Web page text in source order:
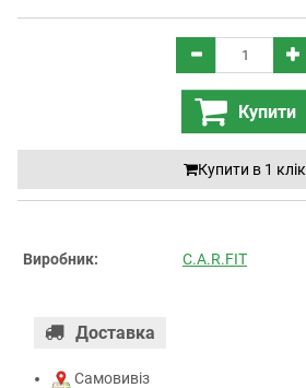
Купити
Купити в 1 клiк
Виробник: C.A.R.FIT
Доставка
Самовивіз